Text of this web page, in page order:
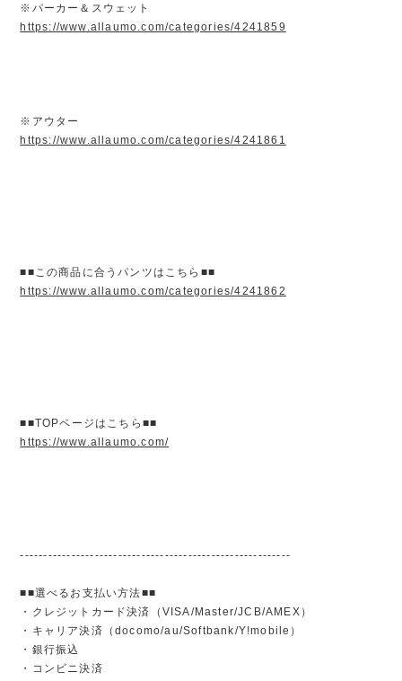
※パーカー＆スウェット
https://www.allaumo.com/categories/4241859
※アウター
https://www.allaumo.com/categories/4241861
■■この商品に合うパンツはこちら■■
https://www.allaumo.com/categories/4241862
■■TOPページはこちら■■
https://www.allaumo.com/
----------------------------------------------------------
■■選べるお支払い方法■■
・クレジットカード決済（VISA/Master/JCB/AMEX）
・キャリア決済（docomo/au/Softbank/Y!mobile）
・銀行振込
・コンビニ決済